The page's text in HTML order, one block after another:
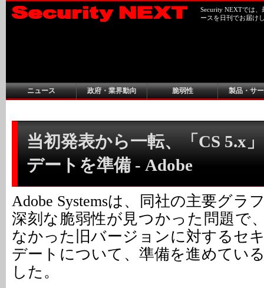
Security NEXTでは
ースを日刊でお届け
ニュース 政府・業界動向 脆弱性 製品・サ
当初発表から一転、「CS 5.x
デートを準備 - Adobe
Adobe Systemsは、同社の主要グラ
深刻な脆弱性が見つかった問題で
なかった旧バージョンに対するセ
デートについて、準備を進めてい
した。